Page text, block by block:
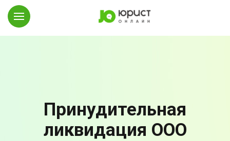
Принудительная
ликвидация ООО